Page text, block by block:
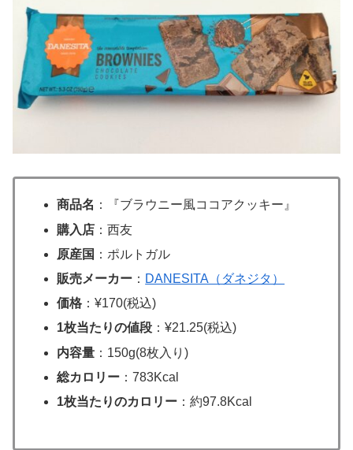
商品名 ：『ブラウニー風ココアクッキー』
購入店 ：西友
原産国 ：ポルトガル
販売メーカー ： DANESITA（ダネジタ）
価格 ：¥170(税込)
1枚当たりの値段 ：¥21.25(税込)
内容量 ：150g(8枚入り)
総カロリー ：783Kcal
1枚当たりのカロリー ：約97.8Kcal